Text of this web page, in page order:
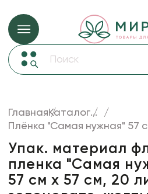
Упаковка для цветов и подарков
Коробки для цветов
Декор для дома
Лента
Товары для флористов
ГлавнаяКаталог...
Плёнка "Самая нужная" 57
Упак. материал
пленка "Самая
57 см х 57 см, 20